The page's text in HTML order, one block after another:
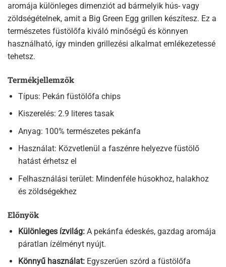
aromája különleges dimenziót ad bármelyik hús- vagy
zöldségételnek, amit a Big Green Egg grillen készítesz. Ez a
természetes füstölőfa kiváló minőségű és könnyen
használható, így minden grillezési alkalmat emlékezetessé
tehetsz.
Termékjellemzők
Típus: Pekán füstölőfa chips
Kiszerelés: 2.9 literes tasak
Anyag: 100% természetes pekánfa
Használat: Közvetlenül a faszénre helyezve füstölő
hatást érhetsz el
Felhasználási terület: Mindenféle húsokhoz, halakhoz
és zöldségekhez
Előnyök
Különleges ízvilág:A pekánfa édeskés, gazdag aromája
páratlan ízélményt nyújt.
Könnyű használat:Egyszerűen szórd a füstölőfa